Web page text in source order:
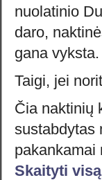
nuolatinio
daro,
gana
Taigi, jei
Čia naktinių
sustabdytas
pakankamai
Skaityti